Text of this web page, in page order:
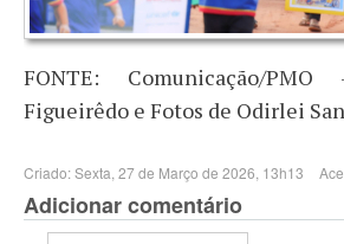
FONTE: Comunicação/
Figueirêdo e Fotos de Odirlei
Criado: Sexta, 27 de Março de 2026, 13h13
Adicionar comentário